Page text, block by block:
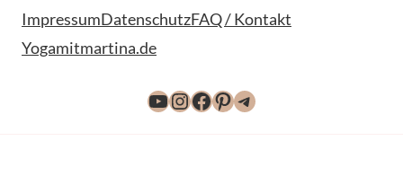
ImpressumDatenschutzFAQ / Kontakt
Yogamitmartina.de
YouTube
Instagram
Facebook
Pinterest
Telegram